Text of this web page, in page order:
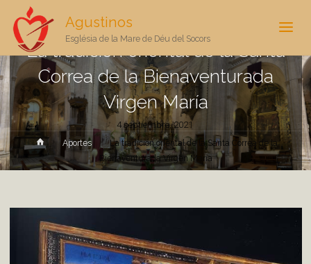
Agustinos
Església de la Mare de Déu del Socors
La tradición oriental de la Santa
Correa de la Bienaventurada
Virgen María
4 septiembre, 2021
InicioAportes
La tradición oriental de la Santa Correa de la
Bienaventurada Virgen María